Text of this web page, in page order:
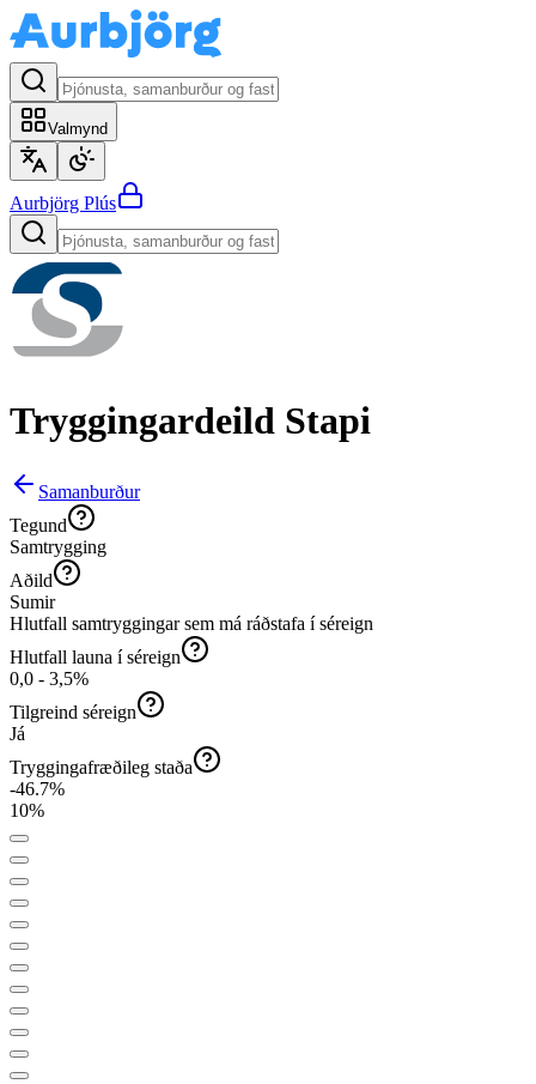
Valmynd
Aurbjörg Plús
Tryggingardeild Stapi
Samanburður
Tegund
Samtrygging
Aðild
Sumir
Hlutfall samtryggingar sem má ráðstafa í séreign
Hlutfall launa í séreign
0,0 - 3,5%
Tilgreind séreign
Já
Tryggingafræðileg staða
-46.7%
10%